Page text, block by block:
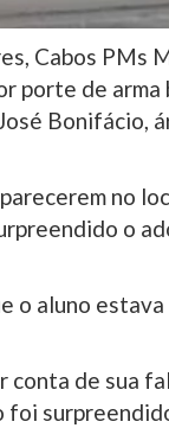
Cabos PMs
porte de arma
Bonifácio,
no
o
o aluno
conta de sua
foi